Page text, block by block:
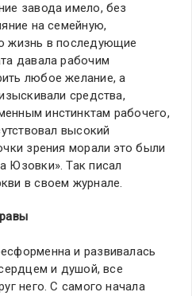
завода имело, без
на семейную,
жизнь в последующие
давала рабочим
любое желание, а
средства,
инстинктам рабочего,
высокий
зрения морали это были
Юзовки». Так писал
в своем журнале.
и развивалась
и душой, все
него. С самого начала